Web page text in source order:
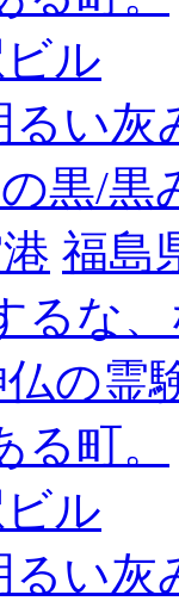
ル
い灰
黒/黒
福島
るな
の霊
町。
ル
い灰